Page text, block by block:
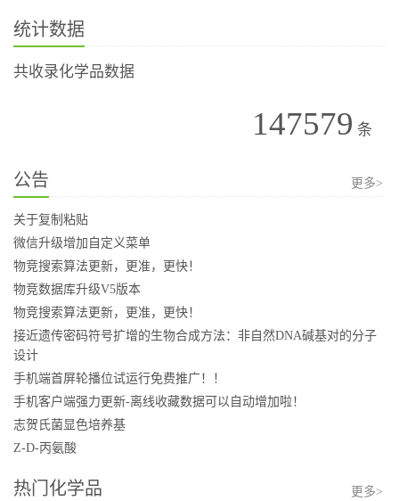
统计数据
共收录化学品数据
147579 条
公告 更多>
关于复制粘贴
微信升级增加自定义菜单
物竞搜索算法更新，更准，更快！
物竞数据库升级V5版本
物竞搜索算法更新，更准，更快！
接近遗传密码符号扩增的生物合成方法：非自然DNA碱基对的分子
设计
手机端首屏轮播位试运行免费推广！！
手机客户端强力更新-离线收藏数据可以自动增加啦！
志贺氏菌显色培养基
Z-D-丙氨酸
热门化学品 更多>